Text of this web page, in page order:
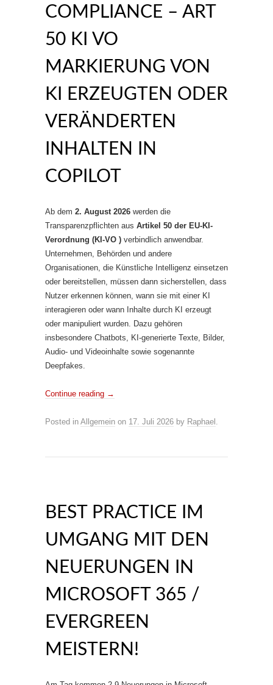
COMPLIANCE – ART
50 KI VO
MARKIERUNG VON
KI ERZEUGTEN ODER
VERÄNDERTEN
INHALTEN IN
COPILOT
Ab dem 2. August 2026 werden die
Transparenzpflichten aus Artikel 50 der EU-KI-
Verordnung (KI-VO ) verbindlich anwendbar.
Unternehmen, Behörden und andere
Organisationen, die Künstliche Intelligenz einsetzen
oder bereitstellen, müssen dann sicherstellen, dass
Nutzer erkennen können, wann sie mit einer KI
interagieren oder wann Inhalte durch KI erzeugt
oder manipuliert wurden. Dazu gehören
insbesondere Chatbots, KI-generierte Texte, Bilder,
Audio- und Videoinhalte sowie sogenannte
Deepfakes.
Continue reading →
Posted in Allgemein on 17. Juli 2026 by Raphael .
BEST PRACTICE IM
UMGANG MIT DEN
NEUERUNGEN IN
MICROSOFT 365 /
EVERGREEN
MEISTERN!